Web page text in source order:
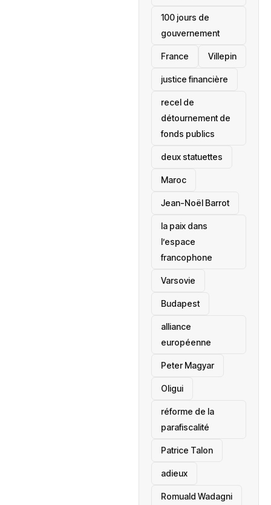
100 jours de
gouvernement
France Villepin
justice financière
recel de
détournement de
fonds publics
deux statuettes
Maroc
Jean-Noël Barrot
la paix dans
l’espace
francophone
‎Varsovie
Budapest
alliance
européenne
Peter Magyar
Oligui
réforme de la
parafiscalité
Patrice Talon
adieux
Romuald Wadagni